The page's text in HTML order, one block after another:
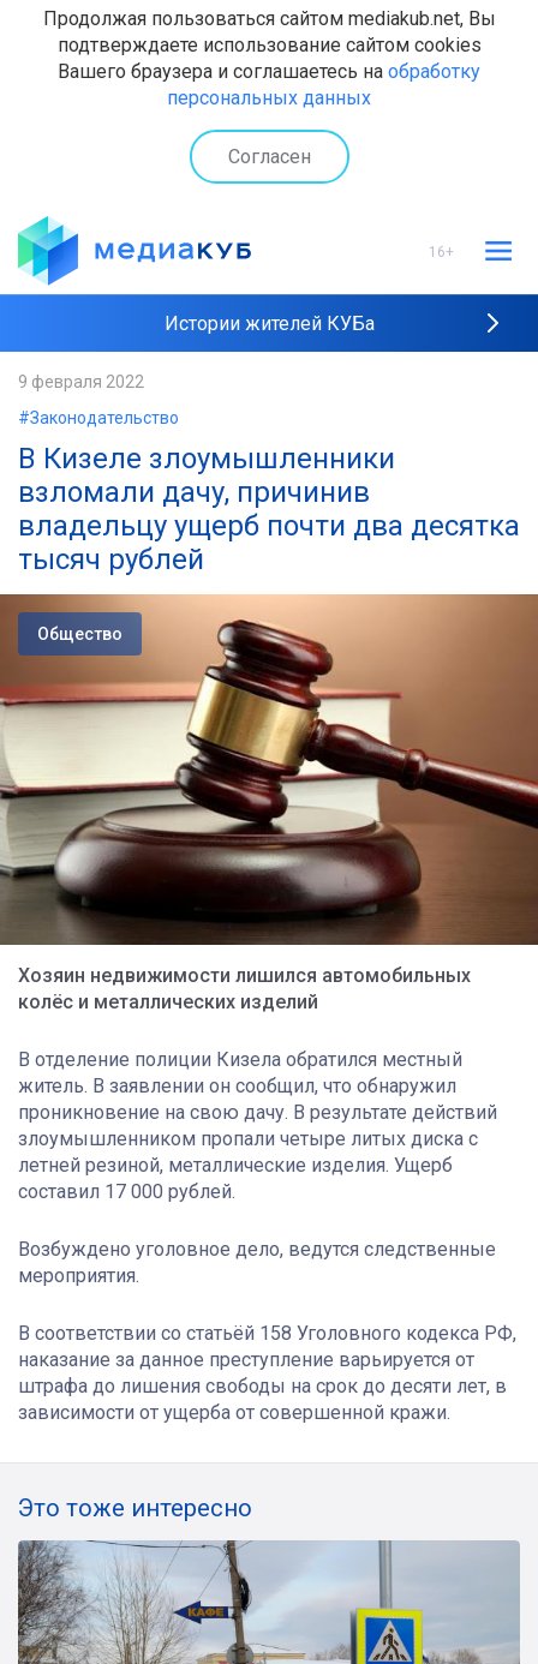
Продолжая пользоваться сайтом mediakub.net, Вы
подтверждаете использование сайтом cookies
Вашего браузера и соглашаетесь на обработку
персональных данных
Согласен
16+
Истории жителей КУБа
9 февраля 2022
#Законодательство
В Кизеле злоумышленники
взломали дачу, причинив
владельцу ущерб почти два десятка
тысяч рублей
Общество
Хозяин недвижимости лишился автомобильных
колёс и металлических изделий
В отделение полиции Кизела обратился местный
житель. В заявлении он сообщил, что обнаружил
проникновение на свою дачу. В результате действий
злоумышленником пропали четыре литых диска с
летней резиной, металлические изделия. Ущерб
составил 17 000 рублей.
Возбуждено уголовное дело, ведутся следственные
мероприятия.
В соответствии со статьёй 158 Уголовного кодекса РФ,
наказание за данное преступление варьируется от
штрафа до лишения свободы на срок до десяти лет, в
зависимости от ущерба от совершенной кражи.
Это тоже интересно